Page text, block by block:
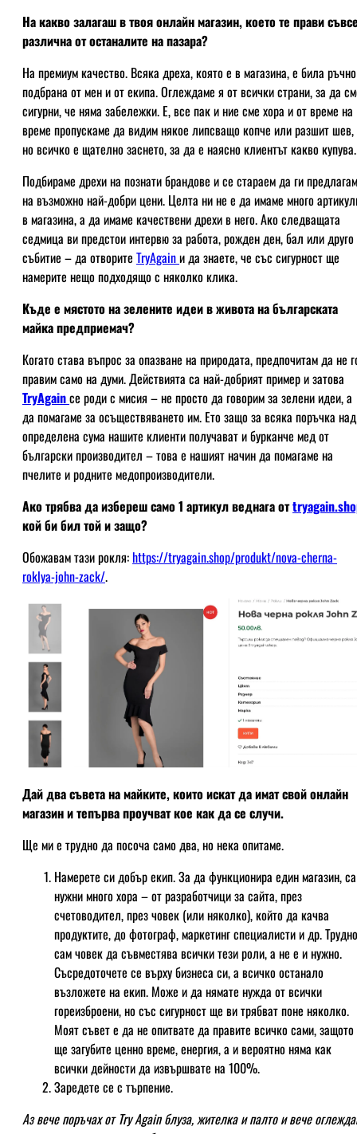
На какво залагаш в твоя онлайн магазин, което те прави
различна от останалите на пазара?
На премиум качество. Всяка дреха, която е в магазина, е била ръчно
подбрана от мен и от екипа. Оглеждаме я от всички страни, за да
сигурни, че няма забележки. Е, все пак и ние сме хора и от време на
време пропускаме да видим някое липсващо копче или разшит шев,
но всичко е щателно заснето, за да е наясно клиентът какво купува.
Подбираме дрехи на познати брандове и се стараем да ги
на възможно най-добри цени. Целта ни не е да имаме много
в магазина, а да имаме качествени дрехи в него. Ако следващата
седмица ви предстои интервю за работа, рожден ден, бал или друго
събитие – да отворите TryAgainи да знаете, че със сигурност ще
намерите нещо подходящо с няколко клика.
Къде е мястото на зелените идеи в живота на българската
майка предприемач?
Когато става въпрос за опазване на природата, предпочитам да не
правим само на думи. Действията са най-добрият пример и затова
TryAgainсе роди с мисия – не просто да говорим за зелени идеи, а
да помагаме за осъществяването им. Ето защо за всяка поръчка над
определена сума нашите клиенти получават и бурканче мед от
български производител – това е нашият начин да помагаме на
пчелите и родните медопроизводители.
Ако трябва да избереш само 1 артикул веднага от
кой би бил той и защо?
Обожавам тази рокля:https://tryagain.shop/produkt/nova-cherna-
roklya-john-zack/.
Дай два съвета на майките, които искат да имат свой онлайн
магазин и тепърва проучват кое как да се случи.
Ще ми е трудно да посоча само два, но нека опитаме.
Намерете си добър екип. За да функционира един магазин, са
нужни много хора – от разработчици за сайта, през
счетоводител, през човек (или няколко), който да качва
продуктите, до фотограф, маркетинг специалисти и др.
сам човек да съвместява всички тези роли, а не е и нужно.
Съсредоточете се върху бизнеса си, а всичко останало
възложете на екип. Може и да нямате нужда от всички
гореизброени, но със сигурност ще ви трябват поне няколко.
Моят съвет е да не опитвате да правите всичко сами, защото
ще загубите ценно време, енергия, а и вероятно няма как
всички дейности да извършвате на 100%.
Заредете се с търпение.
Аз вече поръчах от Try Again блуза, жителка и палто и вече